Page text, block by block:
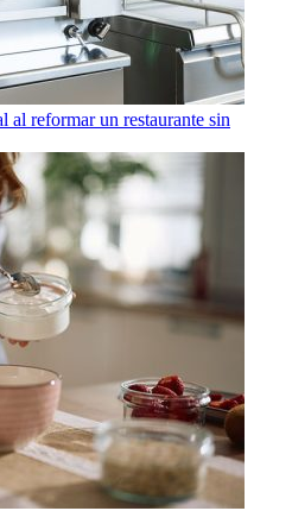
reformar un restaurante sin